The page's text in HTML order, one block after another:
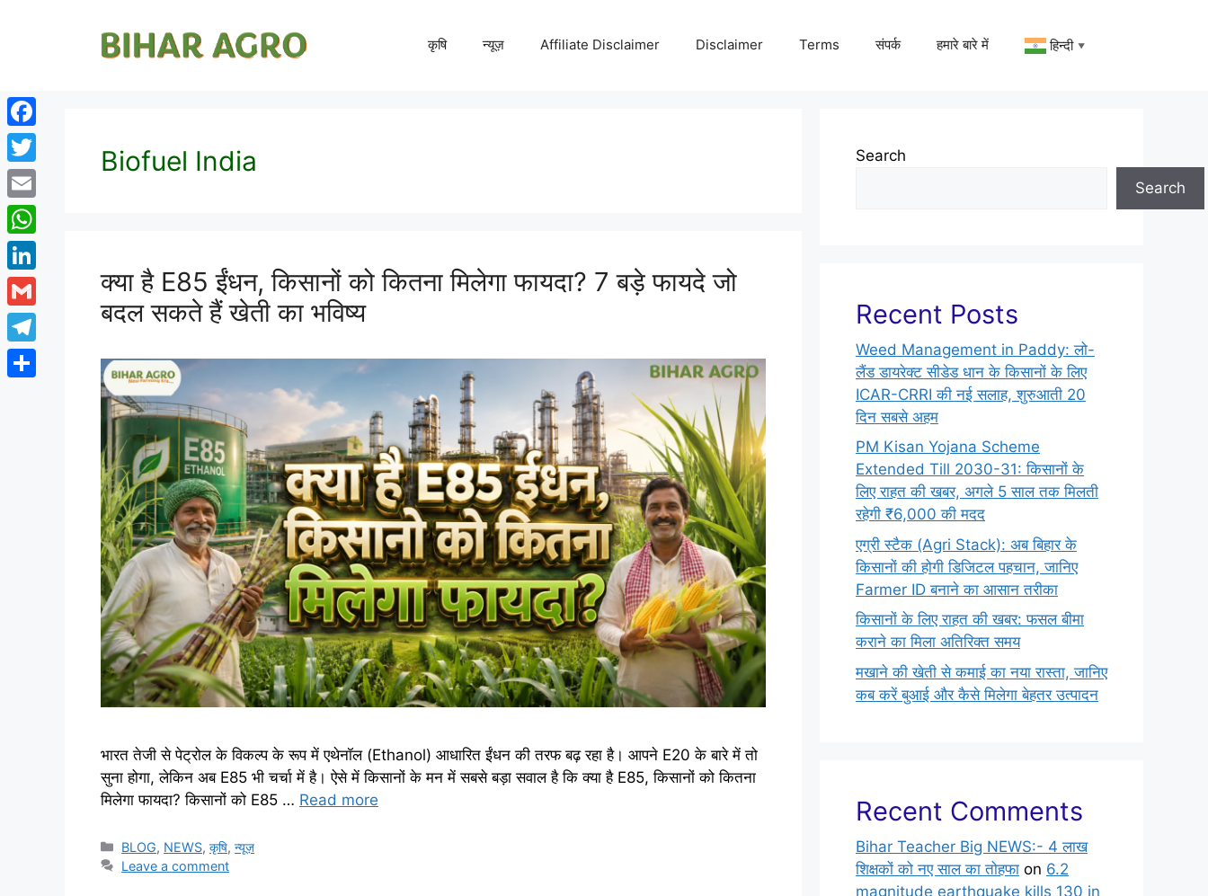
कृषि न्यूज़ Affiliate Disclaimer Disclaimer Terms संपर्क हमारे बारे में हिन्दी ▼
Biofuel India
क्या है E85 ईंधन, किसानों को कितना मिलेगा फायदा? 7 बड़े फायदे जो
बदल सकते हैं खेती का भविष्य
भारत तेजी से पेट्रोल के विकल्प के रूप में एथेनॉल (Ethanol) आधारित ईंधन की तरफ बढ़ रहा है। आपने E20 के बारे में तो
सुना होगा, लेकिन अब E85 भी चर्चा में है। ऐसे में किसानों के मन में सबसे बड़ा सवाल है कि क्या है E85, किसानों को कितना
मिलेगा फायदा? किसानों को E85 … Read more
BLOG, NEWS,कृषि,न्यूज़
Leave a comment
Search
Search
Recent Posts
Weed Management in Paddy: लो-
लैंड डायरेक्ट सीडेड धान के किसानों के लिए
ICAR-CRRI की नई सलाह, शुरुआती 20
दिन सबसे अहम
PM Kisan Yojana Scheme
Extended Till 2030-31: किसानों के
लिए राहत की खबर, अगले 5 साल तक मिलती
रहेगी ₹6,000 की मदद
एग्री स्टैक (Agri Stack): अब बिहार के
किसानों की होगी डिजिटल पहचान, जानिए
Farmer ID बनाने का आसान तरीका
किसानों के लिए राहत की खबर: फसल बीमा
कराने का मिला अतिरिक्त समय
मखाने की खेती से कमाई का नया रास्ता, जानिए
कब करें बुआई और कैसे मिलेगा बेहतर उत्पादन
Recent Comments
Bihar Teacher Big NEWS:- 4 लाख
शिक्षकों को नए साल का तोहफा on 6.2
magnitude earthquake kills 130 in
Facebook
Twitter
Email
WhatsApp
LinkedIn
Gmail
Telegram